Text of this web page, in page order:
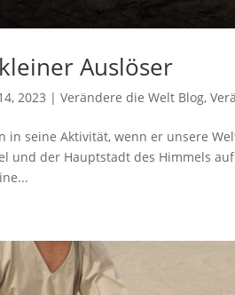
Auslöser
2023 |Verändere die Welt Blog,
in seine Aktivität, wenn er unsere
und der Hauptstadt des Himmels